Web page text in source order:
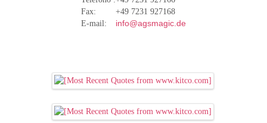
Fax:
+49 7231 927168
E-mail:
info@agsmagic.de